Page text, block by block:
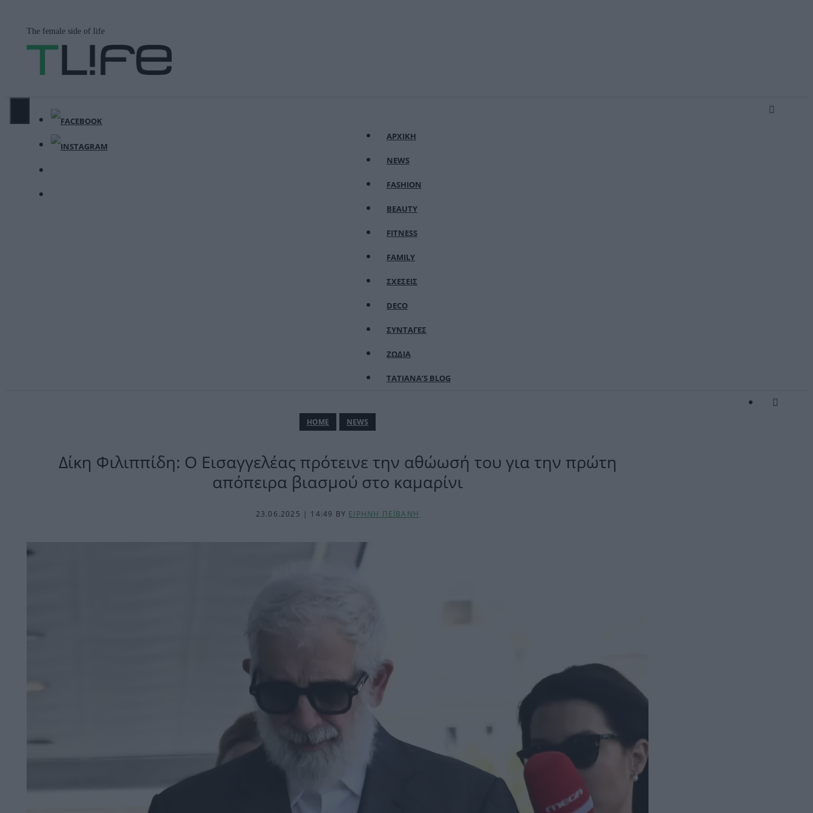
περιεχόμενο
The female side of life
ΑΡΧΙΚΗ
NEWS
FASHION
BEAUTY
FITNESS
FAMILY
ΣΧΕΣΕΙΣ
DECO
ΣΥΝΤΑΓΕΣ
ΖΩΔΙΑ
TATIANA’S BLOG
ΗΟΜΕ NEWS
Δίκη Φιλιππίδη: Ο Εισαγγελέας πρότεινε την αθώωσή του για την πρώτη
απόπειρα βιασμού στο καμαρίνι
23.06.2025 | 14:49 BY ΕΙΡΗΝΗ ΠΕΪΒΑΝΗ